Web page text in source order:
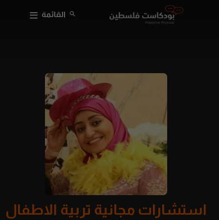
القائمة
استشارات مجانية تربية الاطفال